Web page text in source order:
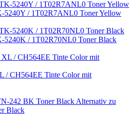
5240Y / 1T02R7ANL0 Toner Yellow
5240K / 1T02R70NL0 Toner Black
/ CH564EE Tinte Color mit
Alternativ zu
Black